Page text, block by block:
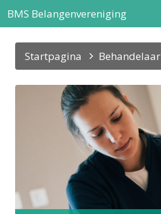
BMS Belangenvereniging
Startpagina Behandelaar